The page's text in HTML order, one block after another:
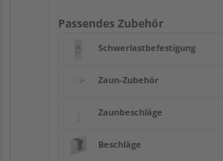
Passendes Zubehör
Schwerlastbefestigung
Zaun-Zubehör
Zaunbeschläge
Beschläge